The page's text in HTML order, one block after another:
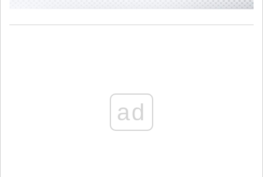
ad